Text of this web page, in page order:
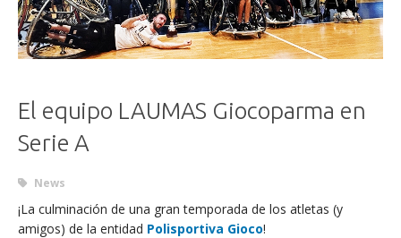
El equipo LAUMAS Giocoparma en
Serie A
News
¡La culminación de una gran temporada de los atletas (y
amigos) de la entidad Polisportiva Gioco!